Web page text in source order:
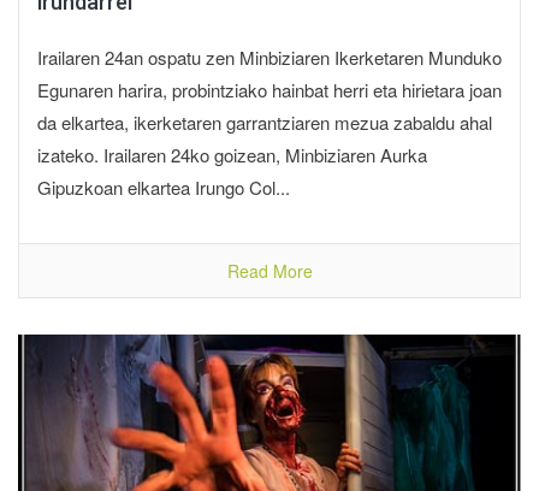
Irailaren 24an ospatu zen Minbiziaren Ikerketaren Munduko
Egunaren harira, probintziako hainbat herri eta hirietara joan
da elkartea, ikerketaren garrantziaren mezua zabaldu ahal
izateko. Irailaren 24ko goizean, Minbiziaren Aurka
Gipuzkoan elkartea Irungo Col...
Read More